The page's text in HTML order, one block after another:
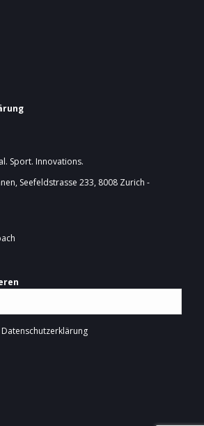
Sport. Innovations.
Seefeldstrasse 233, 8008 Zurich -
Datenschutzerklärung